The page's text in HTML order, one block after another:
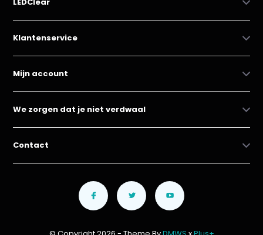
Klantenservice
Mijn account
We zorgen dat je niet verdwaal
Contact